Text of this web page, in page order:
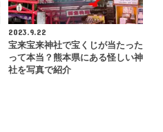
2023.9.22
宝来宝来神社で宝くじが当たった
って本当？熊本県にある怪しい神
社を写真で紹介